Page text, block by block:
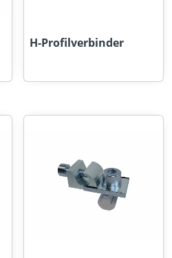
H-Profilverbinder